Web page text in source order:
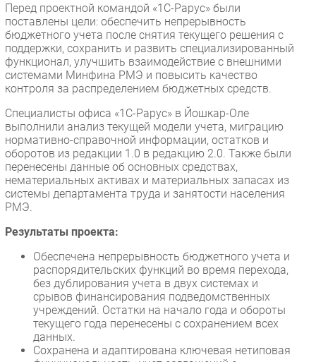
Перед проектной командой «1С-Рарус» были
поставлены цели: обеспечить непрерывность
бюджетного учета после снятия текущего решения с
поддержки, сохранить и развить специализированный
функционал, улучшить взаимодействие с внешними
системами Минфина РМЭ и повысить качество
контроля за распределением бюджетных средств.
Специалисты офиса «1С-Рарус» в Йошкар-Оле
выполнили анализ текущей модели учета, миграцию
нормативно-справочной информации, остатков и
оборотов из редакции 1.0 в редакцию 2.0. Также были
перенесены данные об основных средствах,
нематериальных активах и материальных запасах из
системы департамента труда и занятости населения
РМЭ.
Результаты проекта:
Обеспечена непрерывность бюджетного учета и
распорядительских функций во время перехода,
без дублирования учета в двух системах и
срывов финансирования подведомственных
учреждений. Остатки на начало года и обороты
текущего года перенесены с сохранением всех
данных.
Сохранена и адаптирована ключевая нетиповая